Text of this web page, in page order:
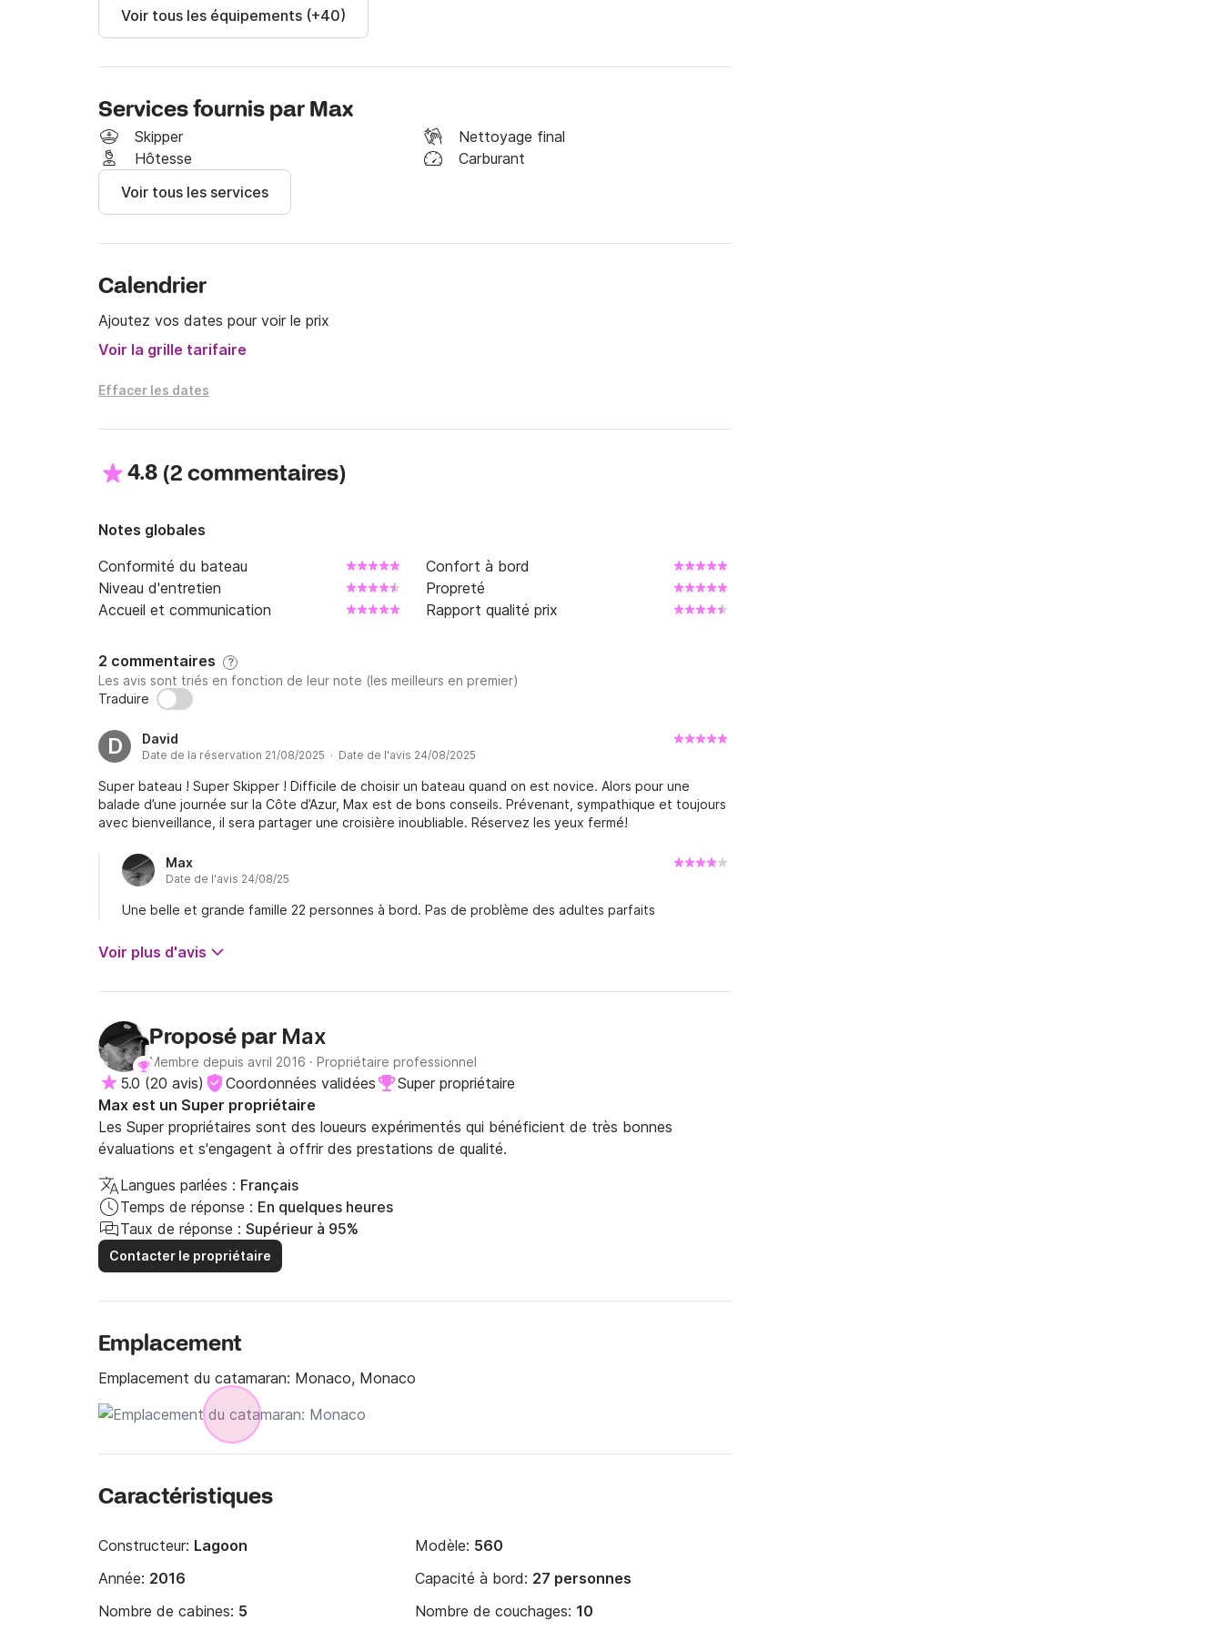
NB: mon catamaran est également disponible pour de la formation trans-atlantique.
Voir tous les équipements (+40)
Services fournis par Max
Skipper
Nettoyage final
Hôtesse
Carburant
Voir tous les services
Calendrier
Ajoutez vos dates pour voir le prix
Voir la grille tarifaire
Effacer les dates
4.8 (2 commentaires)
Notes globales
Conformité du bateau
Confort à bord
Niveau d'entretien
Propreté
Accueil et communication
Rapport qualité prix
2 commentaires ?
Les avis sont triés en fonction de leur note (les meilleurs en premier)
Traduire
D David
Date de la réservation 21/08/2025 · Date de l'avis 24/08/2025
Super bateau ! Super Skipper ! Difficile de choisir un bateau quand on est novice. Alors pour une
balade d’une journée sur la Côte d’Azur, Max est de bons conseils. Prévenant, sympathique et toujours
avec bienveillance, il sera partager une croisière inoubliable. Réservez les yeux fermé!
Max
Date de l'avis 24/08/25
Une belle et grande famille 22 personnes à bord. Pas de problème des adultes parfaits
Voir plus d'avis
Proposé par Max
Membre depuis avril 2016 · Propriétaire professionnel
5.0 (20 avis) Coordonnées validées
Super propriétaire
Max est un Super propriétaire
Les Super propriétaires sont des loueurs expérimentés qui bénéficient de très bonnes
évaluations et s'engagent à offrir des prestations de qualité.
Langues parlées : Français
Temps de réponse : En quelques heures
Taux de réponse : Supérieur à 95%
Contacter le propriétaire
Emplacement
Emplacement du catamaran: Monaco, Monaco
Caractéristiques
Constructeur: Lagoon Modèle: 560
Année: 2016 Capacité à bord: 27 personnes
Nombre de cabines: 5 Nombre de couchages: 10